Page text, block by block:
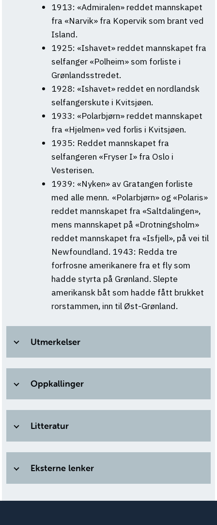
1913: «Admiralen» reddet mannskapet
fra «Narvik» fra Kopervik som brant ved
Island.
1925: «Ishavet» reddet mannskapet fra
selfanger «Polheim» som forliste i
Grønlandsstredet.
1928: «Ishavet» reddet en nordlandsk
selfangerskute i Kvitsjøen.
1933: «Polarbjørn» reddet mannskapet
fra «Hjelmen» ved forlis i Kvitsjøen.
1935: Reddet mannskapet fra
selfangeren «Fryser I» fra Oslo i
Vesterisen.
1939: «Nyken» av Gratangen forliste
med alle menn. «Polarbjørn» og «Polaris»
reddet mannskapet fra «Saltdalingen»,
mens mannskapet på «Drotningsholm»
reddet mannskapet fra «Isfjell», på vei til
Newfoundland. 1943: Redda tre
forfrosne amerikanere fra et fly som
hadde styrta på Grønland. Slepte
amerikansk båt som hadde fått brukket
rorstammen, inn til Øst-Grønland.
Utmerkelser
Oppkallinger
Litteratur
Eksterne lenker